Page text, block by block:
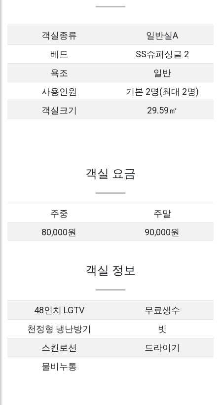
객실종류
일반실A
베드
SS슈퍼싱글 2
욕조
일반
사용인원
기본 2명(최대 2명)
객실크기
29.59㎡
객실 요금
주중
주말
80,000원
90,000원
객실 정보
48인치 LGTV
무료생수
천정형 냉난방기
빗
스킨로션
드라이기
물비누통